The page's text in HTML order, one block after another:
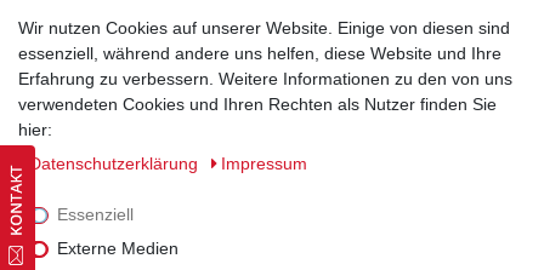
Widerrufsrecht | Datenschutzerklärung | AGB | Impressum
Wir nutzen Cookies auf unserer Website. Einige von diesen sind
essenziell, während andere uns helfen, diese Website und Ihre
Erfahrung zu verbessern. Weitere Informationen zu den von uns
verwendeten Cookies und Ihren Rechten als Nutzer finden Sie
hier:
Daten­schutz­erklärung
Impressum
Essenziell
Externe Medien